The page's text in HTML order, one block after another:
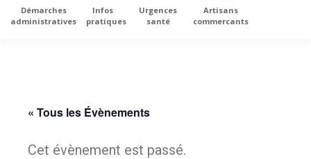
Démarches
administratives
Infos
pratiques
Urgences
santé
Artisans
commercants
« Tous les Évènements
Cet évènement est passé.